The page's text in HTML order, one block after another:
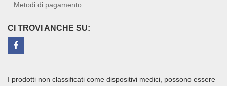
Metodi di pagamento
CI TROVI ANCHE SU:
I prodotti non classificati come dispositivi medici, possono essere